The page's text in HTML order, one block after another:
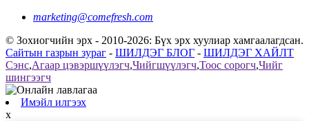
marketing@comefresh.com
© Зохиогчийн эрх - 2010-2026: Бүх эрх хуулиар хамгаалагдсан.
Сайтын газрын зураг - ШИЛДЭГ БЛОГ - ШИЛДЭГ ХАЙЛТ
Сэнс,Агаар цэвэршүүлэгч,Чийгшүүлэгч,Тоос сорогч,Чийг
шингээгч
Имэйл илгээх
x